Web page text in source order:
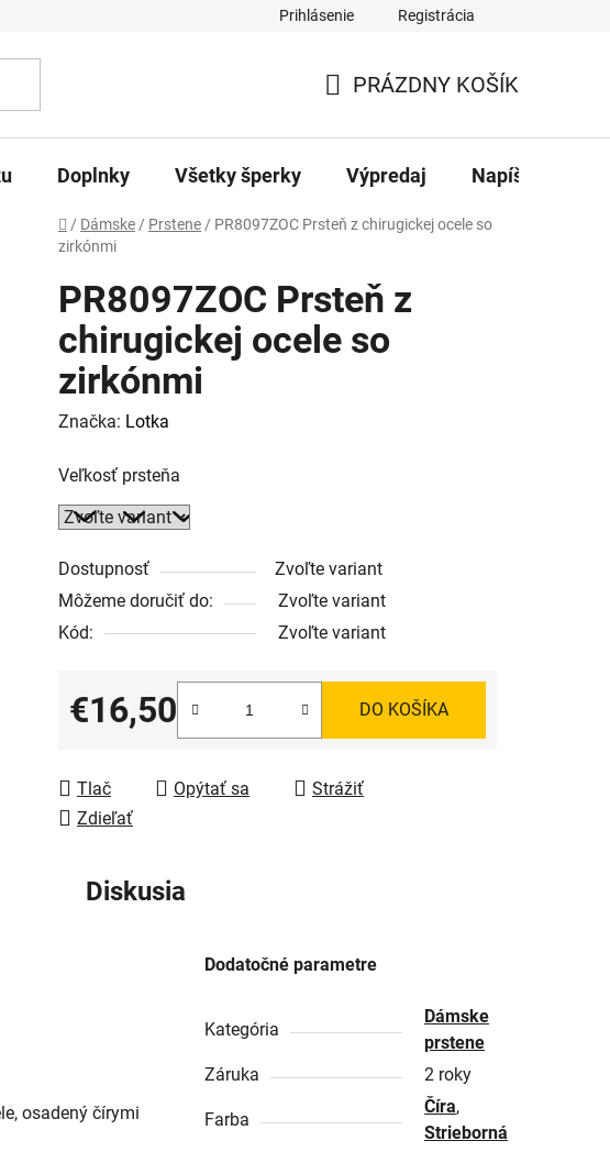
Prihlásenie Registrácia
KOŠÍK
PRÁZDNY KOŠÍK
Doplnky Všetky šperky Výpredaj Napíšte nám
Domov
/ Dámske / Prstene / PR8097ZOC Prsteň z chirugickej ocele so
zirkónmi
PR8097ZOC Prsteň z
chirugickej ocele so
zirkónmi
Značka: Lotka
Veľkosť prsteňa
Dostupnosť
Zvoľte variant
Môžeme doručiť do:
Zvoľte variant
Kód:
Zvoľte variant
€16,50
Jednotková cena:
DO KOŠÍKA
Tlač Opýtať sa
Strážiť
Zdieľať
Diskusia
osadený čírymi
Dodatočné parametre
Kategória
Dámske
prstene
Záruka
2 roky
Farba
Číra,
Strieborná